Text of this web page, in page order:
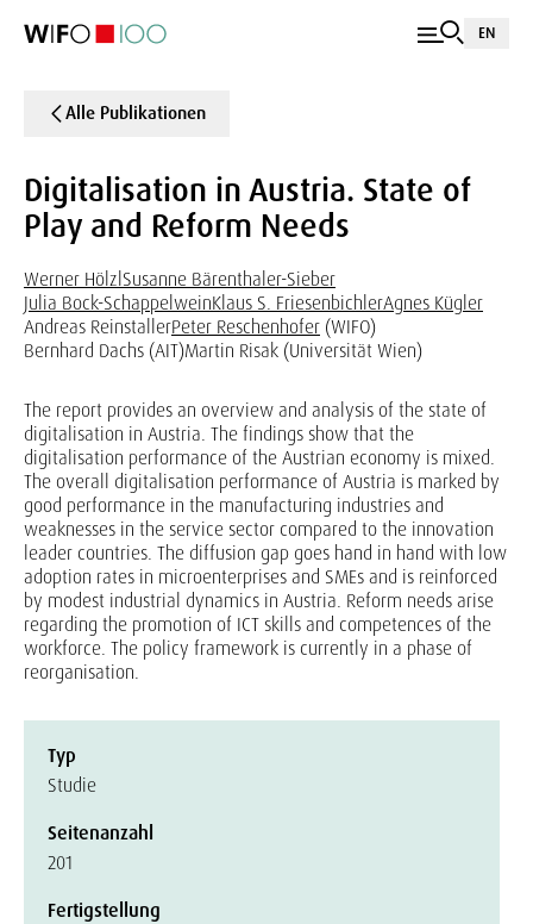
EN
Alle Publikationen
Digitalisation in Austria. State of
Play and Reform Needs
Werner Hölzl Susanne Bärenthaler-Sieber
Julia Bock-SchappelweinKlaus S. FriesenbichlerAgnes Kügler
Andreas ReinstallerPeter Reschenhofer (WIFO)
Bernhard Dachs (AIT)Martin Risak (Universität Wien)
The report provides an overview and analysis of the state of
digitalisation in Austria. The findings show that the
digitalisation performance of the Austrian economy is mixed.
The overall digitalisation performance of Austria is marked by
good performance in the manufacturing industries and
weaknesses in the service sector compared to the innovation
leader countries. The diffusion gap goes hand in hand with low
adoption rates in microenterprises and SMEs and is reinforced
by modest industrial dynamics in Austria. Reform needs arise
regarding the promotion of ICT skills and competences of the
workforce. The policy framework is currently in a phase of
reorganisation.
Typ
Studie
Seitenanzahl
201
Fertigstellung